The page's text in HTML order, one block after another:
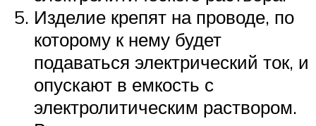
Изделие крепят на проводе, по
которому к нему будет
подаваться электрический ток, и
опускают в емкость с
электролитическим раствором.